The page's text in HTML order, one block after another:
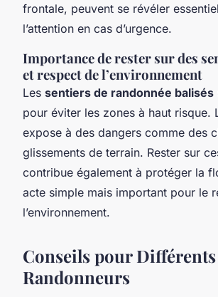
frontale, peuvent se révéler
l’attention en cas d’urgence.
Importance de rester sur des
et respect de l’environnement
Les sentiers de randonnée balisés
pour éviter les zones à haut risque.
expose à des dangers comme des
glissements de terrain. Rester sur
contribue également à protéger la
acte simple mais important pour le
l’environnement.
Conseils pour Différents
Randonneurs